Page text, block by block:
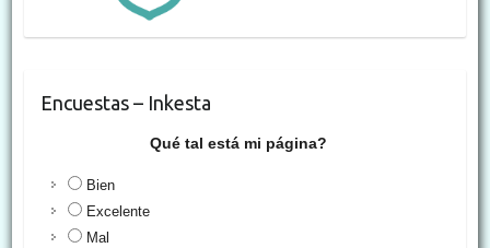
Encuestas – Inkesta
Qué tal está mi página?
Bien
Excelente
Mal